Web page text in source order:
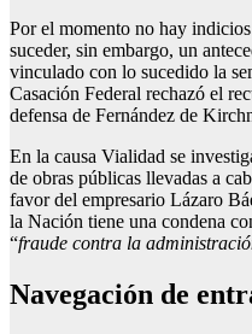
Por el momento no hay
suceder, sin embargo, un
vinculado con lo sucedido la
Casación Federal rechazó el
defensa de Fernández de
En la causa Vialidad se
de obras públicas llevadas a
favor del empresario Lázaro
la Nación tiene una condena
“fraude contra la
Navegación de